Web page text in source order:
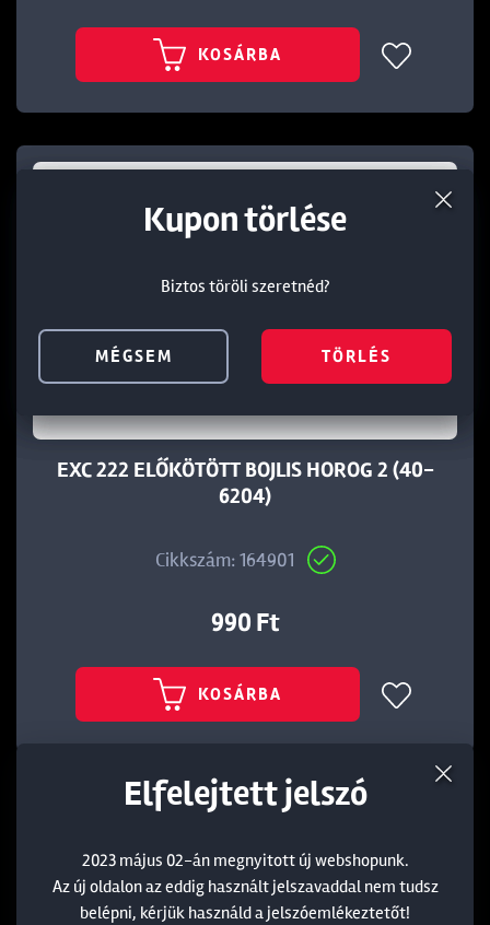
KOSÁRBA
EXC 222 ELŐKÖTÖTT BOJLIS HOROG 2 (40-
6204)
Cikkszám: 164901
990 Ft
KOSÁRBA
Termék törlése a kosárból
Biztos töröli szeretnéd?
MÉGSEM TÖRLÉS
Kedvezmény törlése
Biztos töröli szeretnéd?
MÉGSEM TÖRLÉS
Kupon törlése
Biztos töröli szeretnéd?
MÉGSEM TÖRLÉS
Elfelejtett jelszó
2023 május 02-án megnyitott új webshopunk.
Az új oldalon az eddig használt jelszavaddal nem tudsz
belépni, kérjük használd a jelszóemlékeztetőt!